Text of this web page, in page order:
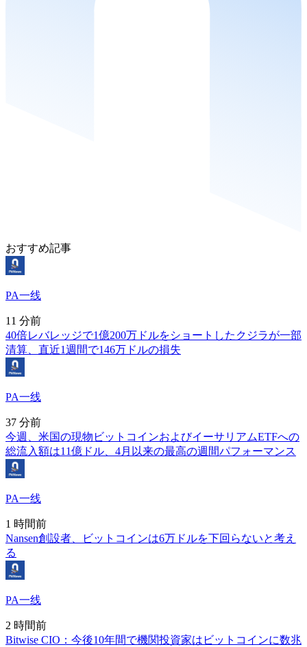
おすすめ記事
PA一线
11 分前
40倍レバレッジで1億200万ドルをショートしたクジラが一部
清算、直近1週間で146万ドルの損失
PA一线
37 分前
今週、米国の現物ビットコインおよびイーサリアムETFへの
総流入額は11億ドル、4月以来の最高の週間パフォーマンス
PA一线
1 時間前
Nansen創設者、ビットコインは6万ドルを下回らないと考え
る
PA一线
2 時間前
Bitwise CIO：今後10年間で機関投資家はビットコインに数兆